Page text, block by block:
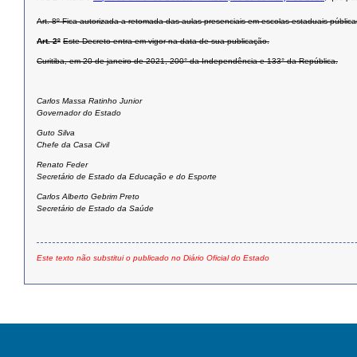
Art. 8º Fica autorizada a retomada das aulas presenciais em escolas estaduais
Art. 2º Este Decreto entra em vigor na data de sua publicação.
Curitiba, em 20 de janeiro de 2021, 200° da Independência e 133° da República.
Carlos Massa Ratinho Junior
Governador do Estado
Guto Silva
Chefe da Casa Civil
Renato Feder
Secretário de Estado da Educação e do Esporte
Carlos Alberto Gebrim Preto
Secretário de Estado da Saúde
Este texto não substitui o publicado no Diário Oficial do Estado